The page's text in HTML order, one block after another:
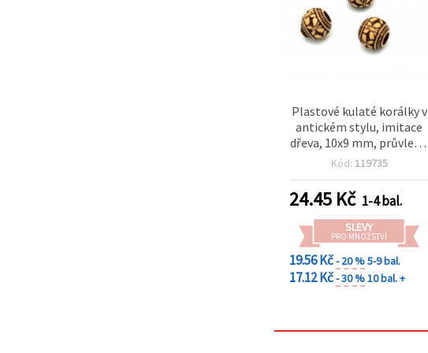
Plastové kulaté korálky v
antickém stylu, imitace
dřeva, 10x9 mm, průvlek 4
mm, hnědé – 50 g (~88 ks)
Kód: 119735
24.45 Kč 1-4 bal.
SLEVY
PRO MNOŽSTVÍ
19.56 Kč- 20 %5-9 bal.
17.12 Kč- 30 %10 bal. +